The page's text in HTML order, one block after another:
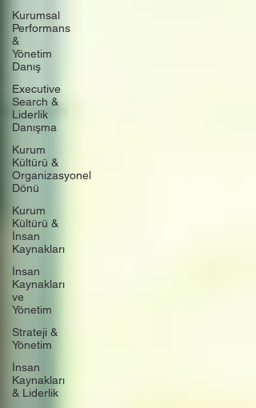
Kurumsal
Performans
&
Yönetim
Danış
Executive
Search &
Liderlik
Danışma
Kurum
Kültürü &
Organizasyonel
Dönü
Kurum
Kültürü &
İnsan
Kaynakları
İnsan
Kaynakları
ve
Yönetim
Strateji &
Yönetim
İnsan
Kaynakları
& Liderlik